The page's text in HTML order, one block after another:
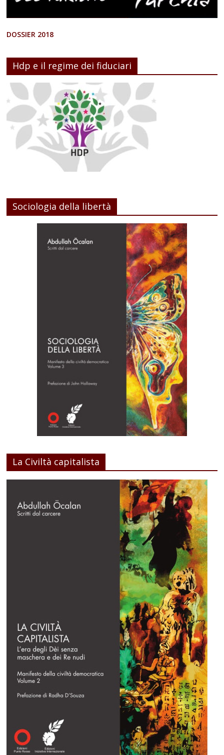
DOSSIER 2018
Hdp e il regime dei fiduciari
Sociologia della libertà
La Civiltà capitalista